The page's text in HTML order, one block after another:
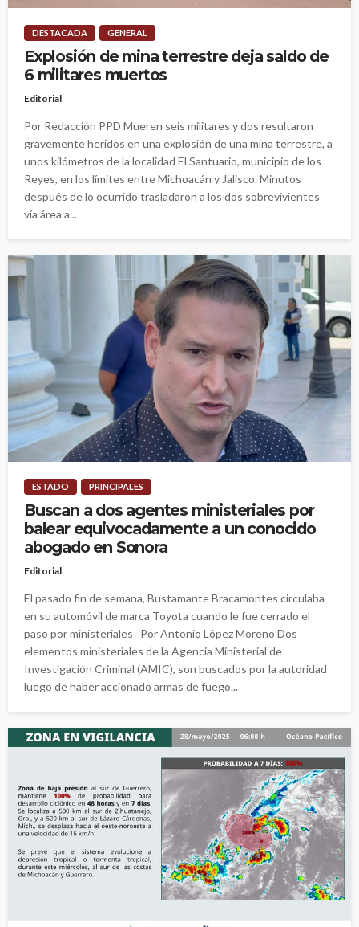
DESTACADA GENERAL
Explosión de mina terrestre deja saldo de
6 militares muertos
Editorial
Por Redacción PPD Mueren seis militares y dos resultaron
gravemente heridos en una explosión de una mina terrestre, a
unos kilómetros de la localidad El Santuario, municipio de los
Reyes, en los límites entre Michoacán y Jalisco. Minutos
después de lo ocurrido trasladaron a los dos sobrevivientes
vía área a...
ESTADO PRINCIPALES
Buscan a dos agentes ministeriales por
balear equivocadamente a un conocido
abogado en Sonora
Editorial
El pasado fin de semana, Bustamante Bracamontes circulaba
en su automóvil de marca Toyota cuando le fue cerrado el
paso por ministeriales Por Antonio López Moreno Dos
elementos ministeriales de la Agencia Ministerial de
Investigación Criminal (AMIC), son buscados por la autoridad
luego de haber accionado armas de fuego...